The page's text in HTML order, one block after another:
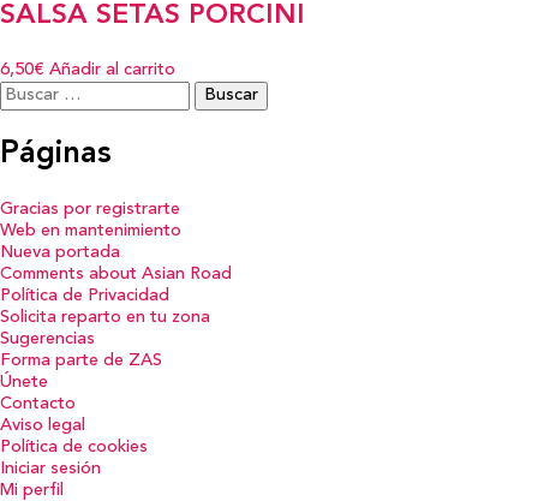
SALSA SETAS PORCINI
6,50€ Añadir al carrito
Buscar:
Páginas
Gracias por registrarte
Web en mantenimiento
Nueva portada
Comments about Asian Road
Política de Privacidad
Solicita reparto en tu zona
Sugerencias
Forma parte de ZAS
Únete
Contacto
Aviso legal
Política de cookies
Iniciar sesión
Mi perfil